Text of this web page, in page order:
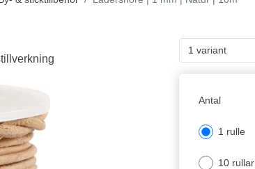
1 variant
Antal
1 rulle
10 rullar